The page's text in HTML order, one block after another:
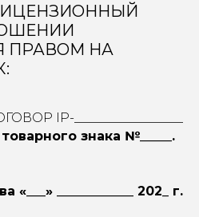
ПРАВОМ НА
IP-_________________
знака №_____.
«___» ____________ 202_ г.